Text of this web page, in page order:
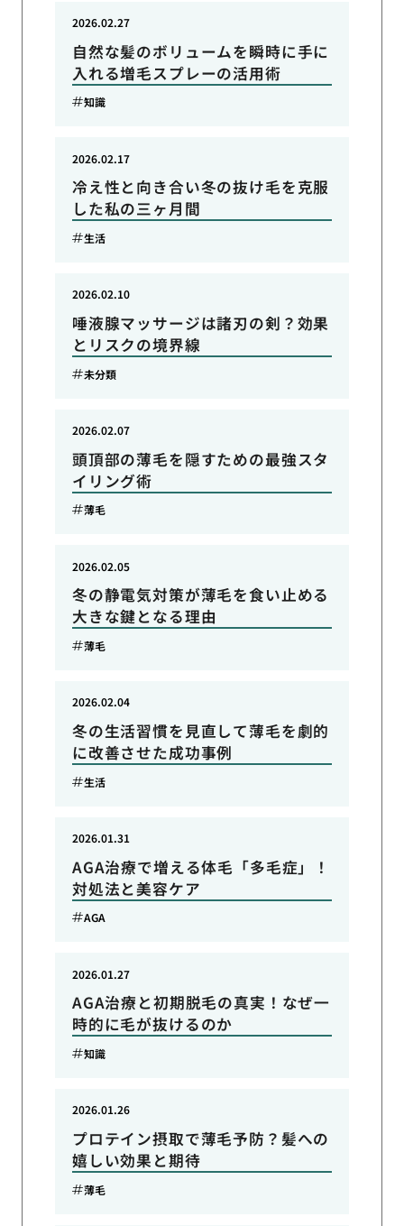
自然な髪のボリュームを瞬時に手に
入れる増毛スプレーの活用術
2026.02.27
知識
冷え性と向き合い冬の抜け毛を克服
した私の三ヶ月間
2026.02.17
生活
唾液腺マッサージは諸刃の剣？効果
とリスクの境界線
2026.02.10
未分類
頭頂部の薄毛を隠すための最強スタ
イリング術
2026.02.07
薄毛
冬の静電気対策が薄毛を食い止める
大きな鍵となる理由
2026.02.05
薄毛
冬の生活習慣を見直して薄毛を劇的
に改善させた成功事例
2026.02.04
生活
AGA治療で増える体毛「多毛症」！
対処法と美容ケア
2026.01.31
AGA
AGA治療と初期脱毛の真実！なぜ一
時的に毛が抜けるのか
2026.01.27
知識
プロテイン摂取で薄毛予防？髪への
嬉しい効果と期待
2026.01.26
薄毛